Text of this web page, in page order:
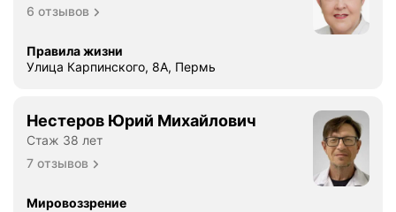
6 отзывов
Правила жизни
Улица Карпинского, 8А, Пермь
Нестеров Юрий Михайлович
Стаж 38 лет
7 отзывов
Мировоззрение